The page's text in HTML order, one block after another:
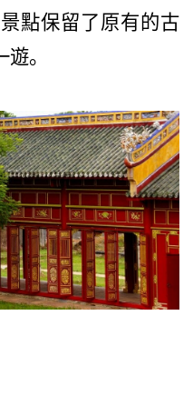
點保留了原有的古
。